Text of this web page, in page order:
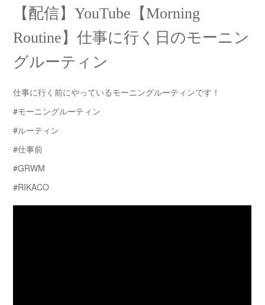
【配信】YouTube【Morning
Routine】仕事に行く日のモーニン
グルーティン
仕事に行く前にやっているモーニングルーティンです！
#モーニングルーティン
#ルーティン
#仕事前
#GRWM
#RIKACO